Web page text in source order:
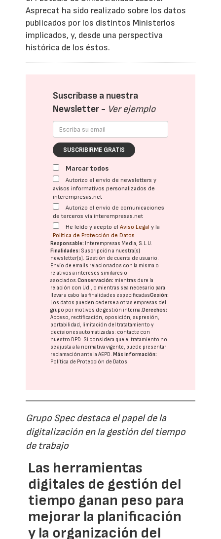
Asprecat ha sido realizado sobre los datos
publicados por los distintos Ministerios
implicados, y, desde una perspectiva
histórica de los éstos.
Suscríbase a nuestra
Newsletter - Ver ejemplo
SUSCRIBIRME GRATIS
Marcar todos
Autorizo el envío de newsletters y
avisos informativos personalizados de
interempresas.net
Autorizo el envío de comunicaciones
de terceros vía interempresas.net
He leído y acepto elAviso Legal y la
Política de Protección de Datos
Responsable: Interempresas Media, S.L.U.
Finalidades: Suscripción a nuestra(s)
newsletter(s). Gestión de cuenta de usuario.
Envío de emails relacionados con la misma o
relativos a intereses similares o
asociados.Conservación: mientras dure la
relación con Ud., o mientras sea necesario para
llevar a cabo las finalidades especificadasCesión:
Los datos pueden cederse a otras empresas del
grupo por motivos de gestión interna. Derechos:
Acceso, rectificación, oposición, supresión,
portabilidad, limitación del tratatamiento y
decisiones automatizadas: contacte con
nuestro DPD. Si considera que el tratamiento no
se ajusta a la normativa vigente, puede presentar
reclamación ante laAEPD. Más información:
Política de Protección de Datos
Grupo Spec destaca el papel de la
digitalización en la gestión del tiempo
de trabajo
Las herramientas
digitales de gestión del
tiempo ganan peso para
mejorar la planificación
y la organización del